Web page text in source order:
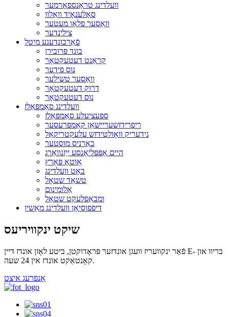
וועלדינג טראַנספאָרמער
סאָלענאָיד וואַלוו
וואַסער פלאָו מעטער
צילינדער
פֿאַרבונדענע מיטל
בונד פּרובירן
קראַנט דעטעקטאָר
נוס פידער
וואַסער טשילער
דרוק דעטעקטאָר
נוס דעטעקטאָר
וועלדינג סאַמפּאַלז
ספּעציעלע סאַמפּאַלז
ריפרידזשעריישאַן קאַמפּרעסער
נידעריק וואָולטידזש עלעקטריקאַל
כאַרניס מוסטער
היים אַפּפּליאַנסע ייַזנוואַרג
אַוטאָ פּאַרץ
באַט וועלדינג
טשאַד שטאָל
אַלומינום
ומבאַפלעקט שטאָל
דיפפוסיאָן וועלדינג מאַשין
שיקט ינקוויריעס
פֿאַר ינקוועריז וועגן אונדזער פּראָדוקטן, ביטע לאָזן אונדז דיין E- בריוו און
קאָנטאַקט אונדז אין 24 שעה.
אָנפרעג איצט